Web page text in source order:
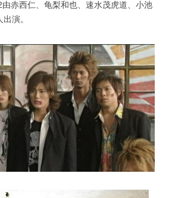
赤西仁、龟梨和也、速水茂虎道、小池
演。